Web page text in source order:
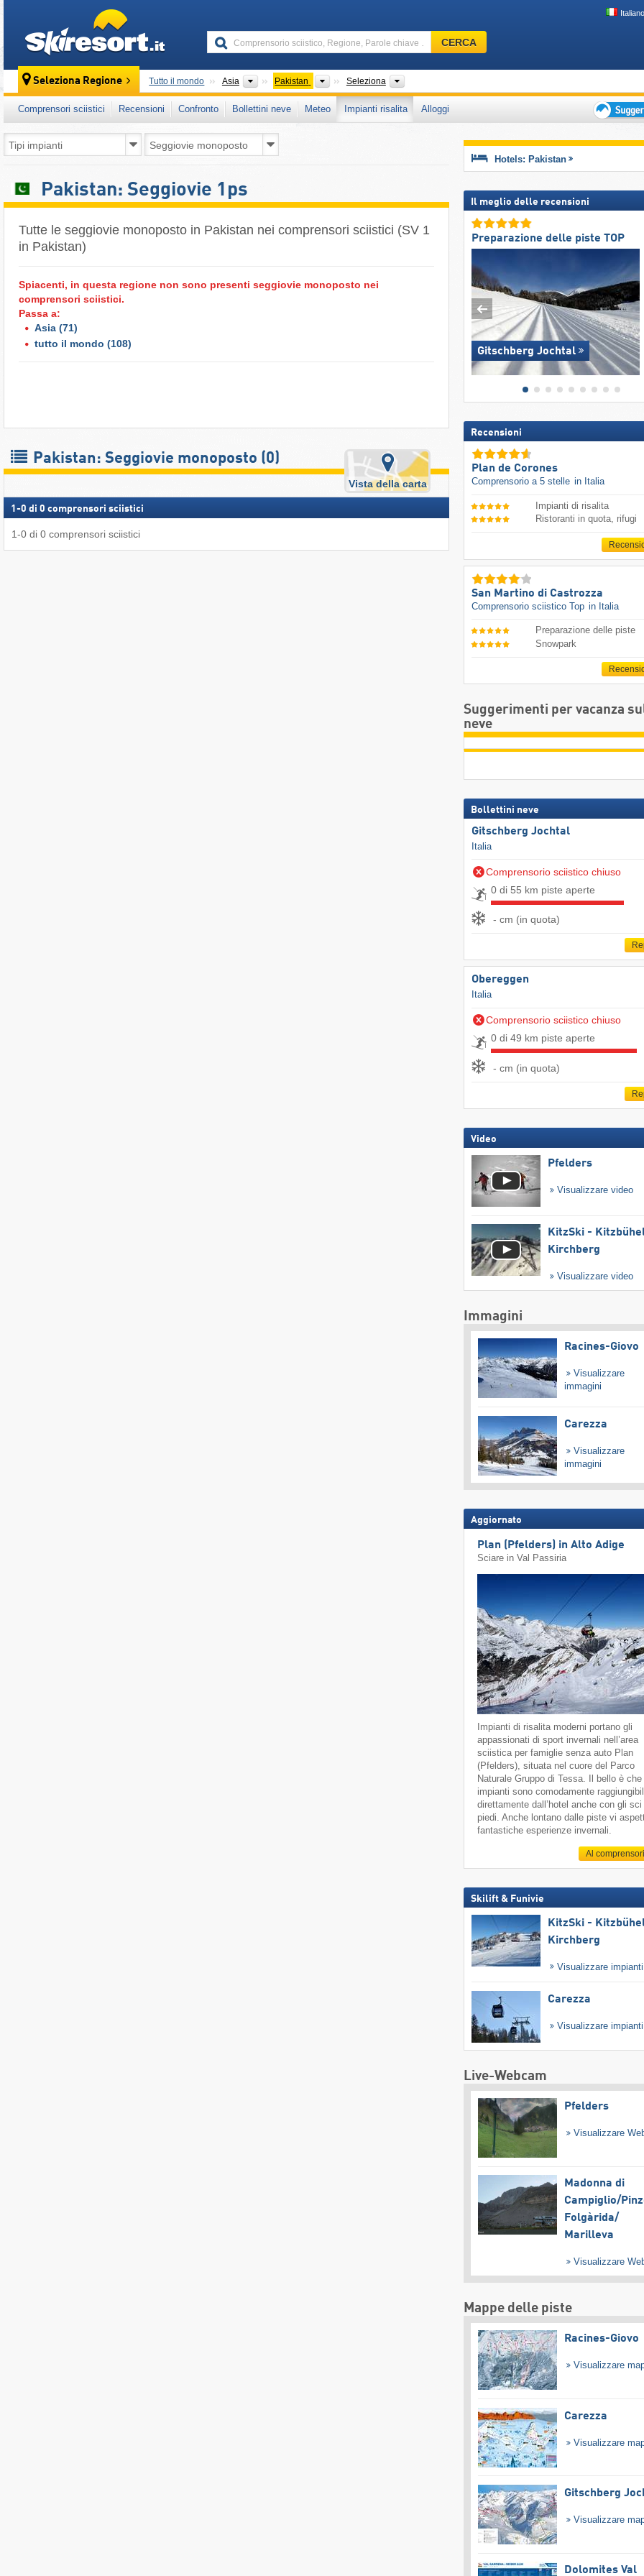
Italiano
Comprensorio
sciistico,
chiave
…
CERCA
Seleziona Regione Tutto il mondo Asia Continenti
Pakistan PaesiSeleziona
Comprensori sciistici Recensioni Confronto Bollettini neve Meteo Impianti risalita
Alloggi
per
Pakistan: Seggiovie 1ps
Tutte le seggiovie monoposto in Pakistan nei comprensori sciistici (SV 1
in Pakistan)
Spiacenti, in questa regione non sono presenti seggiovie monoposto nei
comprensori sciistici.
Passa a:
Asia (71)
tutto il mondo (108)
Pakistan: Seggiovie monoposto (0)
Vista della carta
1 -0 di 0 comprensori sciistici
1-0 di 0 comprensori sciistici
Hotels: Pakistan
Il meglio delle recensioni
Preparazione delle piste TOP
Gitschberg Jochtal
Recensioni
Plan de Corones
Comprensorio a 5 stelle in Italia
Impianti di risalita
Ristoranti in quota, rifugi
San Martino di Castrozza
Comprensorio sciistico Top in Italia
Preparazione delle piste
Snowpark
Suggerimenti per vacanza
neve
Bollettini neve
Gitschberg Jochtal
Italia
Comprensorio sciistico chiuso
0 di 55 km piste aperte
- cm (in quota)
Obereggen
Italia
Comprensorio sciistico chiuso
0 di 49 km piste aperte
- cm (in quota)
Video
Pfelders
Visualizzare video
KitzSki -
Kirchberg
Visualizzare video
Immagini
Racines-Giovo
Visualizzare
immagini
Carezza
Visualizzare
immagini
Aggiornato
Plan (Pfelders) in Alto Adige
Sciare in Val Passiria
Impianti di risalita moderni portano gli
appassionati di sport invernali nell’area
sciistica per famiglie senza auto Plan
(Pfelders), situata nel cuore del Parco
Naturale Gruppo di Tessa. Il bello è che
impianti sono comodamente
direttamente dall’hotel anche con gli sci
piedi. Anche lontano dalle piste vi
fantastiche esperienze invernali.
Al
Skilift & Funivie
KitzSki -
Kirchberg
Visualizzare
Carezza
Visualizzare
Live-Webcam
Pfelders
Visualizzare
Madonna di
Campiglio/​
Folgàrida/​
Marilleva
Visualizzare
Mappe delle piste
Racines-Giovo
Visualizzare
Carezza
Visualizzare
Gitschberg
Visualizzare
Dolomites Val